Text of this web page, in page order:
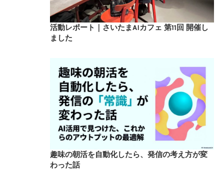
活動レポート｜さいたまAIカフェ 第11回 開催し
ました
趣味の朝活を自動化したら、発信の考え方が変
わった話